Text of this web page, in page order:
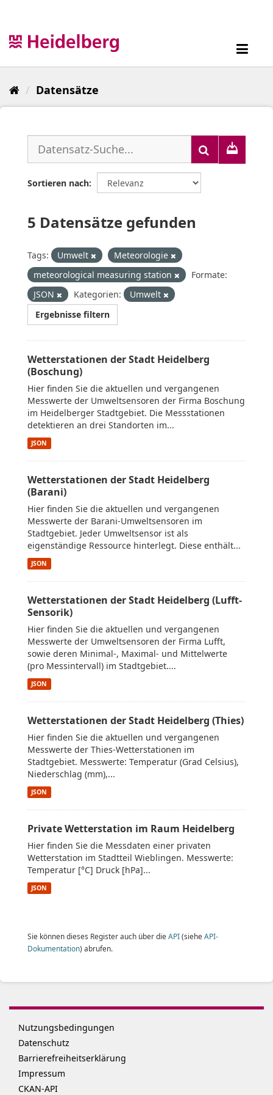
Datensätze
Sortieren nach
5 Datensätze gefunden
Tags: Umwelt
Meteorologie
meteorological measuring station
Formate:
JSON
Kategorien:
Umwelt
Ergebnisse filtern
Wetterstationen der Stadt Heidelberg
(Boschung)
Hier finden Sie die aktuellen und vergangenen
Messwerte der Umweltsensoren der Firma Boschung
im Heidelberger Stadtgebiet. Die Messstationen
detektieren an drei Standorten im...
JSON
Wetterstationen der Stadt Heidelberg
(Barani)
Hier finden Sie die aktuellen und vergangenen
Messwerte der Barani-Umweltsensoren im
Stadtgebiet. Jeder Umweltsensor ist als
eigenständige Ressource hinterlegt. Diese enthält...
JSON
Wetterstationen der Stadt Heidelberg (Lufft-
Sensorik)
Hier finden Sie die aktuellen und vergangenen
Messwerte der Umweltsensoren der Firma Lufft,
sowie deren Minimal-, Maximal- und Mittelwerte
(pro Messintervall) im Stadtgebiet....
JSON
Wetterstationen der Stadt Heidelberg (Thies)
Hier finden Sie die aktuellen und vergangenen
Messwerte der Thies-Wetterstationen im
Stadtgebiet. Messwerte: Temperatur (Grad Celsius),
Niederschlag (mm),...
JSON
Private Wetterstation im Raum Heidelberg
Hier finden Sie die Messdaten einer privaten
Wetterstation im Stadtteil Wieblingen. Messwerte:
Temperatur [°C] Druck [hPa]...
JSON
Sie können dieses Register auch über die API(siehe API-
Dokumentation) abrufen.
Nutzungsbedingungen
Datenschutz
Barrierefreiheitserklärung
Impressum
CKAN-API